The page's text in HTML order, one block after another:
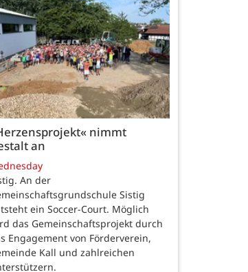
nimmt
an
An der
Sistig
ein Soccer-Court. Möglich
das Gemeinschaftsprojekt durch
Engagement von Förderverein,
Kall und zahlreichen